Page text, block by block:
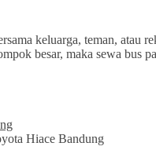
keluarga, teman,
besar, maka sewa bus
Hiace Bandung